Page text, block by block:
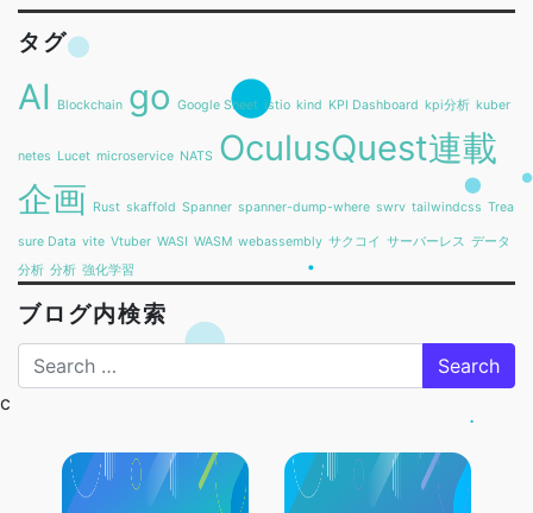
タグ
AI Blockchain go Google Sheet istio kind KPI Dashboard kpi分析 kuber
netes Lucet microservice NATS OculusQuest連載
企画 Rust skaffold Spanner spanner-dump-where swrv tailwindcss Trea
sure Data vite Vtuber WASI WASM webassembly サクコイ サーバーレス データ
分析 分析 強化学習
ブログ内検索
Search
c